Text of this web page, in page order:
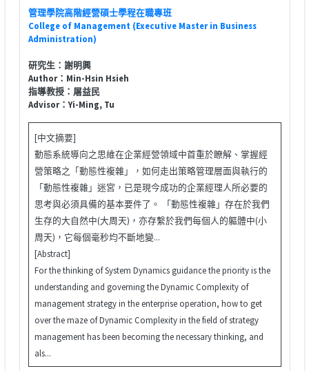
管理學院高階經營碩士學程在職專班
College of Management (Executive Master in Business
Administration)
研究生：謝明興
Author：Min-Hsin Hsieh
指導教授：屠益民
Advisor：Yi-Ming, Tu
[中文摘要]
動態系統導向之思維在企業經營領域中首重於瞭解、掌握經
營策略之「動態性複雜」，如何走出策略管理層面與執行的
「動態性複雜」迷宮，已是現今成功的企業經理人所必要的
思考與必須具備的基本要件了。 「動態性複雜」存在於我們
生存的大自然中(大周天)，亦存繫於我們每個人的軀體中(小
周天)，它每個毫秒均不斷地變...
[Abstract]
For the thinking of System Dynamics guidance the priority is the
understanding and governing the Dynamic Complexity of
management strategy in the enterprise operation, how to get
over the maze of Dynamic Complexity in the field of strategy
management has been becoming the necessary thinking, and
als...